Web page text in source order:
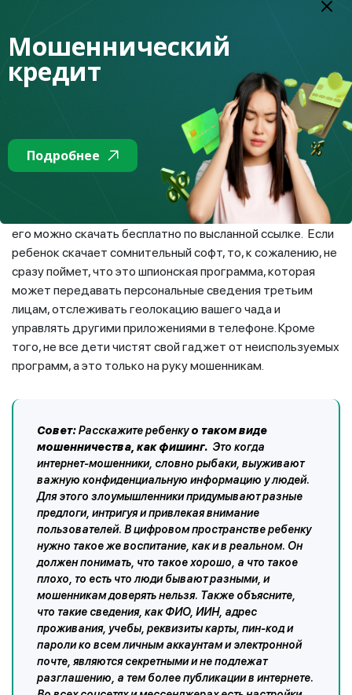
благотворительность. Проверить, не аферисты ли это,
можно только запросив у них полный пакет документов,
разобраться в которых помогут родители.
Мошенники могут выслать ссылки на гаджет вашего
ребенка с рекламой приложения для геймера или
сервиса, позволяющего быстро разбогатеть либо
отследить местоположение любого человека. Главное,
что данное мобильное приложение якобы уникальное, и
его можно скачать бесплатно по высланной ссылке. Если
ребенок скачает сомнительный софт, то, к сожалению, не
сразу поймет, что это шпионская программа, которая
может передавать персональные сведения третьим
лицам, отслеживать геолокацию вашего чада и
управлять другими приложениями в телефоне. Кроме
того, не все дети чистят свой гаджет от неиспользуемых
программ, а это только на руку мошенникам.
Совет:Расскажите ребенкуо таком виде
мошенничества, как фишинг. Это когда
интернет-мошенники, словно рыбаки, выуживают
важную конфиденциальную информацию у людей.
Для этого злоумышленники придумывают разные
предлоги, интригуя и привлекая внимание
пользователей. В цифровом пространстве ребенку
нужно такое же воспитание, как и в реальном. Он
должен понимать, что такое хорошо, а что такое
плохо, то есть что люди бывают разными, и
мошенникам доверять нельзя. Также объясните,
что такие сведения, как ФИО, ИИН, адрес
проживания, учебы, реквизиты карты, пин-код и
пароли ко всем личным аккаунтам и электронной
почте, являются секретными и не подлежат
разглашению, а тем более публикации в интернете.
Мошеннический
кредит
Подробнее